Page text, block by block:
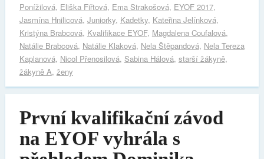
Ponížilová, Eliška Fiřtová, Ema Strakošová, EYOF 2017,
Jasmína Hnilicová, Juniorky, Kadetky, Kateřina Jelínková,
Kristýna Brabcová, Kvalifikace EYOF, Magdalena Coufalová,
Natálie Brabcová, Natálie Klaková, Nela Štěpandová, Nela Tereza
Kaplanová, Nicol Přenosilová, Sabina Hálová, starší žákyně,
žákyně A, ženy
První kvalifikační závod
na EYOF vyhrála s